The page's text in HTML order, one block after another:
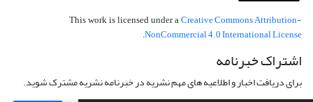
This work is licensed under a Creative Commons Attribution-
NonCommercial 4.0 International License
.
اشتراک خبرنامه
برای دریافت اخبار و اطلاعیه های مهم نشریه در خبرنامه نشریه مشترک شوید.